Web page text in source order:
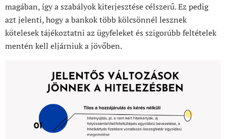
magában, így a szabályok kiterjesztése célszerű. Ez pedig
azt jelenti, hogy a bankok több kölcsönnél lesznek
kötelesek tájékoztatni az ügyfeleket és szigorúbb feltételek
mentén kell eljárniuk a jövőben.